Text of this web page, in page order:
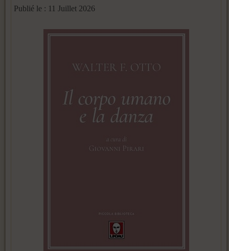
Publié le : 11 Juillet 2026